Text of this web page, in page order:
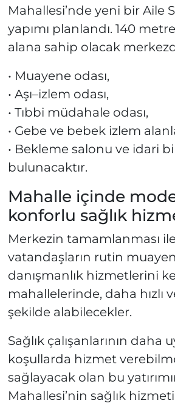
Mahallesi’nde yeni bir Aile
yapımı planlandı. 140
alana sahip olacak
• Muayene odası,
• Aşı–izlem odası,
• Tıbbi müdahale odası,
• Gebe ve bebek izlem
• Bekleme salonu ve idari
bulunacaktır.
Mahalle içinde
konforlu sağlık
Merkezin tamamlanması
vatandaşların rutin
danışmanlık hizmetlerini
mahallelerinde, daha hızlı
şekilde alabilecekler.
Sağlık çalışanlarının daha
koşullarda hizmet
sağlayacak olan bu
Mahallesi’nin sağlık